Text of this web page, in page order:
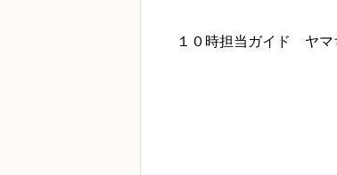
１０時担当ガイド ヤマ